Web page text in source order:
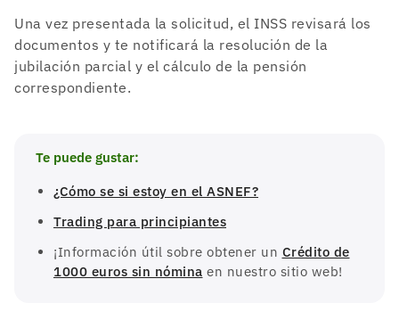
Una vez presentada la solicitud, el INSS revisará los
documentos y te notificará la resolución de la
jubilación parcial y el cálculo de la pensión
correspondiente.
Te puede gustar:
¿Cómo se si estoy en el ASNEF?
Trading para principiantes
¡Información útil sobre obtener un Crédito de
1000 euros sin nómina en nuestro sitio web!